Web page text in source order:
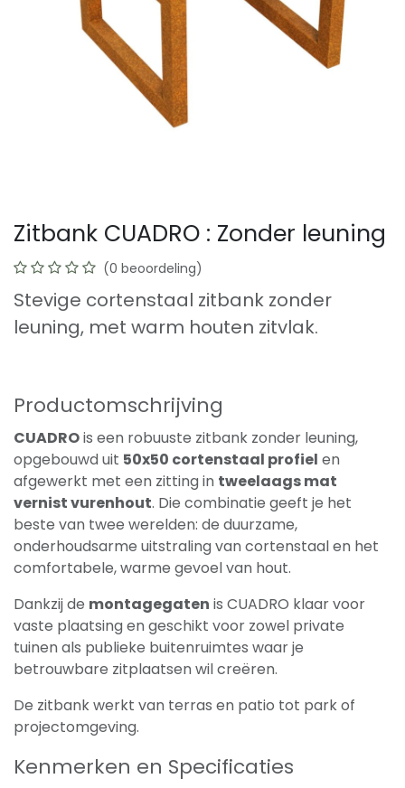
Zitbank CUADRO : Zonder leuning
(0 beoordeling)
Stevige cortenstaal zitbank zonder
leuning, met warm houten zitvlak.
Productomschrijving
CUADROis een robuuste zitbank zonder leuning,
opgebouwd uit 50x50 cortenstaal profiel en
afgewerkt met een zitting in tweelaags mat
vernist vurenhout. Die combinatie geeft je het
beste van twee werelden: de duurzame,
onderhoudsarme uitstraling van cortenstaal en het
comfortabele, warme gevoel van hout.
Dankzij de montagegaten is CUADRO klaar voor
vaste plaatsing en geschikt voor zowel private
tuinen als publieke buitenruimtes waar je
betrouwbare zitplaatsen wil creëren.
De zitbank werkt van terras en patio tot park of
projectomgeving.
Kenmerken en Specificaties